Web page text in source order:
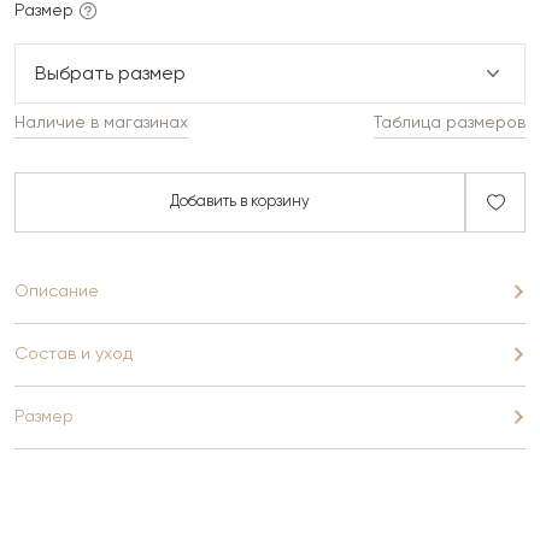
Размер
Выбрать размер
Таблица размеров
Наличие в магазинах
Добавить в корзину
Описание
Состав и уход
Размер